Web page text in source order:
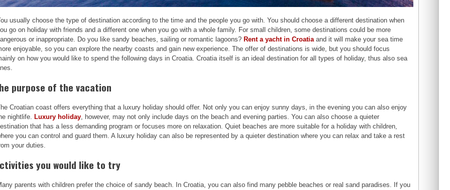
usually choose the type of destination according to the time and the people you go with. You should choose a different destination when
go on holiday with friends and a different one when you go with a whole family. For small children, some destinations could be more
or inappropriate. Do you like sandy beaches, sailing or romantic lagoons? Rent a yacht in Croatiaand it will make your sea time
enjoyable, so you can explore the nearby coasts and gain new experience. The offer of destinations is wide, but you should focus
on how you would like to spend the following days in Croatia. Croatia itself is an ideal destination for all types of holiday, thus also sea
purpose of the vacation
Croatian coast offers everything that a luxury holiday should offer. Not only you can enjoy sunny days, in the evening you can also enjoy
nightlife. Luxury holiday, however, may not only include days on the beach and evening parties. You can also choose a quieter
that has a less demanding program or focuses more on relaxation. Quiet beaches are more suitable for a holiday with children,
you can control and guard them. A luxury holiday can also be represented by a quieter destination where you can relax and take a rest
your duties.
you would like to try
parents with children prefer the choice of sandy beach. In Croatia, you can also find many pebble beaches or real sand paradises. If you